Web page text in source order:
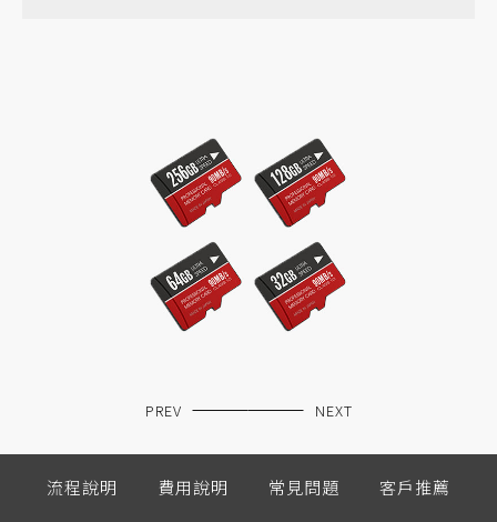
PREV NEXT
流程說明 費用說明 常見問題 客戶推薦